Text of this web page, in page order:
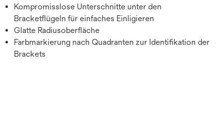
Kompromisslose Unterschnitte unter den
Bracketflügeln für einfaches Einligieren
Glatte Radiusoberfläche
Farbmarkierung nach Quadranten zur Identifikation der
Brackets